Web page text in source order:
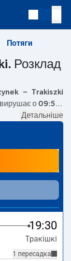
Потяги
Розклад
– Trakiszki
вирушає о 09:51з
PKP
Trakiszki.
Детальніше
19:30
Тракішкі
1 пересадка